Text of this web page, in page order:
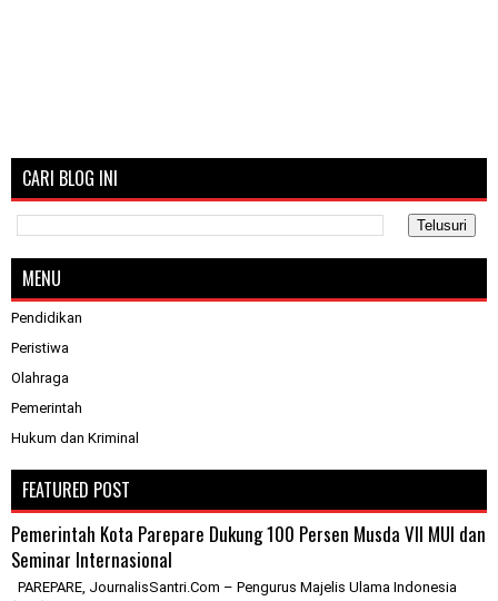
CARI BLOG INI
MENU
Pendidikan
Peristiwa
Olahraga
Pemerintah
Hukum dan Kriminal
FEATURED POST
Pemerintah Kota Parepare Dukung 100 Persen Musda VII MUI dan
Seminar Internasional
PAREPARE, JournalisSantri.Com – Pengurus Majelis Ulama Indonesia